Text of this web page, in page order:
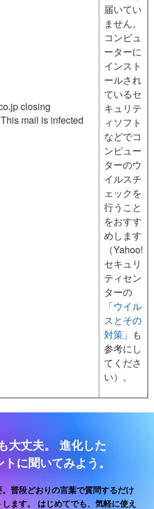
.jpclosing
mail is infected
届いてい
ません。
コンピュ
ーターに
インスト
ールされ
ているセ
キュリテ
ィソフト
などでコ
ンピュー
ターのウ
イルスチ
ェックを
行うこと
をおすす
めします
（Yahoo!
セキュリ
ティセン
ターの
「ウイル
スとその
対策 」も
参考にし
てくださ
い）。
大丈夫。
進化した
に聞いてみよう。
普段どおりの言葉で質問するだけ
ます。
はじめてでも、気軽に使え